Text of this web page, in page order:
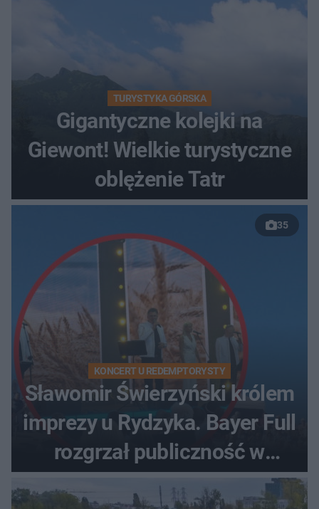
TURYSTYKA GÓRSKA
Gigantyczne kolejki na
Giewont! Wielkie turystyczne
oblężenie Tatr
35
KONCERT U REDEMPTORYSTY
Sławomir Świerzyński królem
imprezy u Rydzyka. Bayer Full
rozgrzał publiczność w
Toruniu